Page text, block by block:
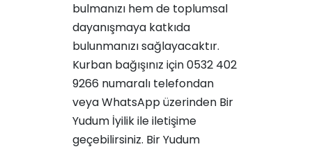
bulmanızı hem de toplumsal
dayanışmaya katkıda
bulunmanızı sağlayacaktır.
Kurban bağışınız için 0532 402
9266 numaralı telefondan
veya WhatsApp üzerinden Bir
Yudum İyilik ile iletişime
geçebilirsiniz. Bir Yudum